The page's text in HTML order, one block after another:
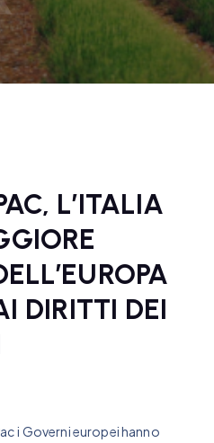
L’ITALIA
DIRITTI DEI
i Governi europei hanno